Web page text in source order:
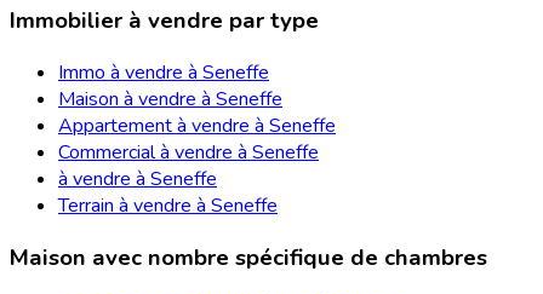
Immobilier à vendre par type
Immo à vendre à Seneffe
Maison à vendre à Seneffe
Appartement à vendre à Seneffe
Commercial à vendre à Seneffe
à vendre à Seneffe
Terrain à vendre à Seneffe
Maison avec nombre spécifique de chambres